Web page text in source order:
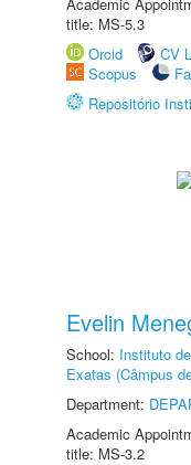
title: MS-5.3
Orcid
CV
Scopus
Repositório
Evelin
School: Instituto
Exatas (Câmpus
Department:
Academic
title: MS-3.2